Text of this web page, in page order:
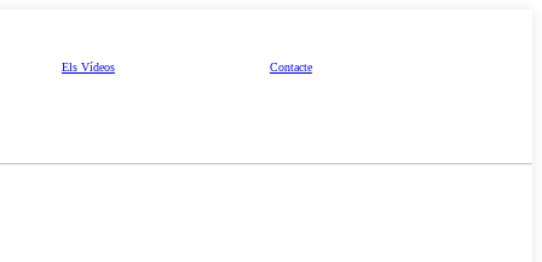
Els Vídeos Contacte